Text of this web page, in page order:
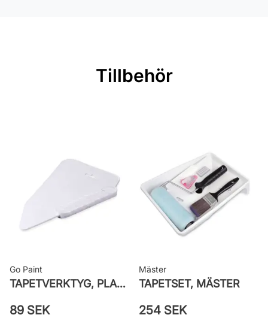
Bredd: 0,53 m
väggen
Leverantörens artikelnummer: 44115
Tillbehör
Go Paint
TAPETVERKTYG, PLAST GO PAINT
89 SEK
Mäster
TAPETSET, MÄSTER
254 SEK